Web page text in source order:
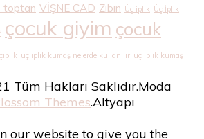
toptan VİŞNE CAD Zıbın Üç iplik Üç İplik
çocuk giyim çocuk
üç iplik kumaş nelerde kullanılır üç iplik kumaş
Tüm Hakları Saklıdır.Moda
Themes.Altyapı
our website to give you the